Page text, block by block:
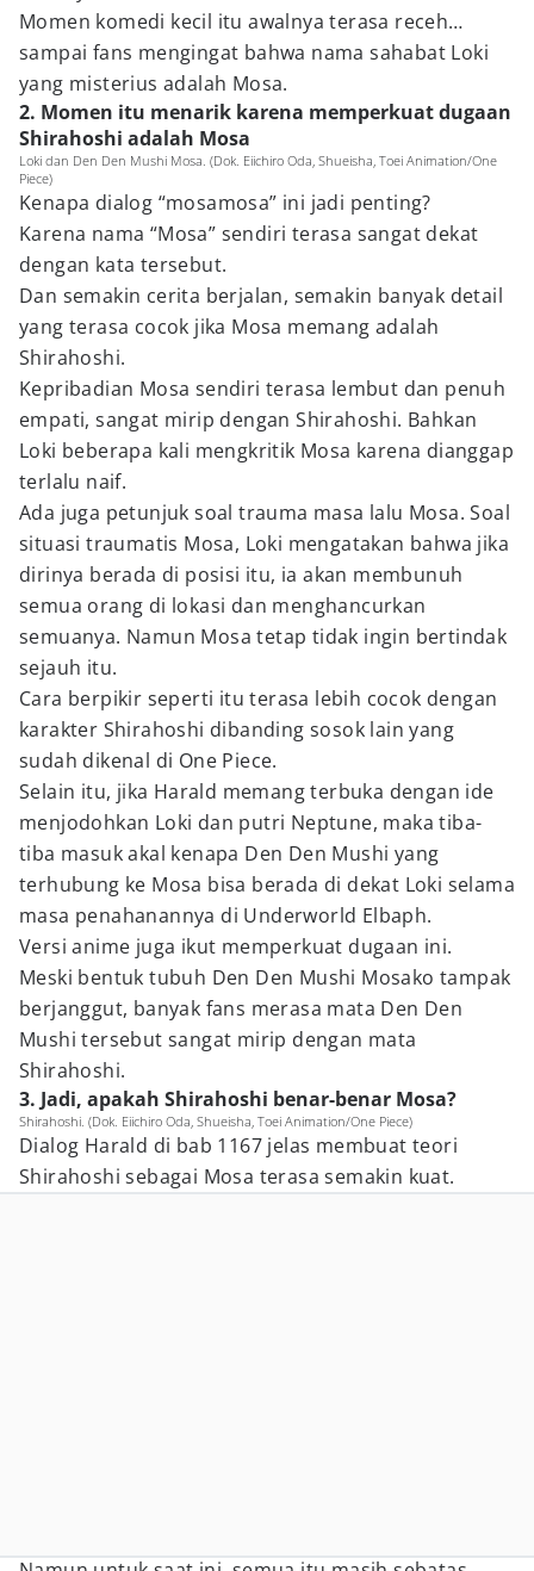
Momen komedi kecil itu awalnya terasa receh…
sampai fans mengingat bahwa nama sahabat Loki
yang misterius adalah Mosa.
2. Momen itu menarik karena memperkuat dugaan
Shirahoshi adalah Mosa
Loki dan Den Den Mushi Mosa. (Dok. Eiichiro Oda, Shueisha, Toei Animation/One
Piece)
Kenapa dialog “mosamosa” ini jadi penting?
Karena nama “Mosa” sendiri terasa sangat dekat
dengan kata tersebut.
Dan semakin cerita berjalan, semakin banyak detail
yang terasa cocok jika Mosa memang adalah
Shirahoshi.
Kepribadian Mosa sendiri terasa lembut dan penuh
empati, sangat mirip dengan Shirahoshi. Bahkan
Loki beberapa kali mengkritik Mosa karena dianggap
terlalu naif.
Ada juga petunjuk soal trauma masa lalu Mosa. Soal
situasi traumatis Mosa, Loki mengatakan bahwa jika
dirinya berada di posisi itu, ia akan membunuh
semua orang di lokasi dan menghancurkan
semuanya. Namun Mosa tetap tidak ingin bertindak
sejauh itu.
Cara berpikir seperti itu terasa lebih cocok dengan
karakter Shirahoshi dibanding sosok lain yang
sudah dikenal di One Piece.
Selain itu, jika Harald memang terbuka dengan ide
menjodohkan Loki dan putri Neptune, maka tiba-
tiba masuk akal kenapa Den Den Mushi yang
terhubung ke Mosa bisa berada di dekat Loki selama
masa penahanannya di Underworld Elbaph.
Versi anime juga ikut memperkuat dugaan ini.
Meski bentuk tubuh Den Den Mushi Mosako tampak
berjanggut, banyak fans merasa mata Den Den
Mushi tersebut sangat mirip dengan mata
Shirahoshi.
3. Jadi, apakah Shirahoshi benar-benar Mosa?
Shirahoshi. (Dok. Eiichiro Oda, Shueisha, Toei Animation/One Piece)
Dialog Harald di bab 1167 jelas membuat teori
Shirahoshi sebagai Mosa terasa semakin kuat.